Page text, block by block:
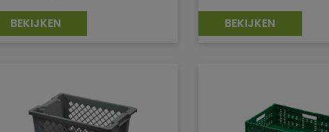
BEKIJKEN BEKIJKEN